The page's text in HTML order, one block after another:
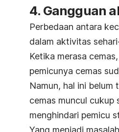
4. Gangguan
Perbedaan antara
dalam aktivitas
Ketika merasa
pemicunya cemas
Namun, hal ini belum
cemas muncul cukup
menghindari pemicu
Yang menjadi